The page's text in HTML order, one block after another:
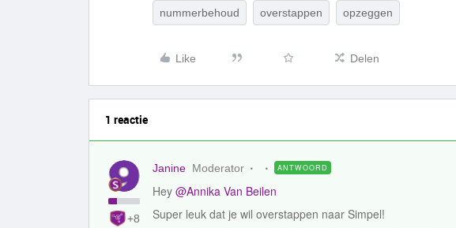
nummerbehoud overstappen opzeggen
Like Delen
1 reactie
+8
Janine Moderator ANTWOORD
Hey @Annika Van Beilen
Super leuk dat je wil overstappen naar Simpel!